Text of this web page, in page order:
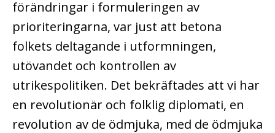
förändringar i formuleringen av
prioriteringarna, var just att betona
folkets deltagande i utformningen,
utövandet och kontrollen av
utrikespolitiken. Det bekräftades att vi har
en revolutionär och folklig diplomati, en
revolution av de ödmjuka, med de ödmjuka